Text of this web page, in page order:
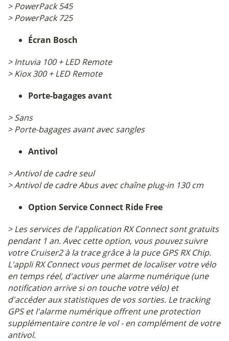
> PowerPack 545
> PowerPack 725
Écran Bosch
> Intuvia 100 + LED Remote
> Kiox 300 + LED Remote
Porte-bagages avant
> Sans
> Porte-bagages avant avec sangles
Antivol
> Antivol de cadre seul
> Antivol de cadre Abusavec chaîne plug-in 130 cm
Option Service Connect Ride Free
> Les services de l'application RX Connect sont gratuits
pendant 1 an. Avec cette option, vous pouvez suivre
votre Cruiser2 à la trace grâce à la puce GPS RX Chip.
L'appli RX Connect vous permet de localiser votre vélo
en temps réel, d'activer une alarme numérique (une
notification arrive si on touche votre vélo) et
d'accéder aux statistiques de vos sorties. Le tracking
GPS et l'alarme numérique offrent une protection
supplémentaire contre le vol - en complément de votre
antivol.